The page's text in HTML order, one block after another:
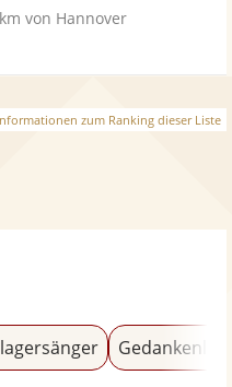
von Hannover
zum Ranking dieser Liste